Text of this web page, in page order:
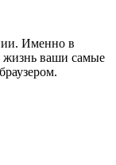
Именно в
жизнь ваши самые